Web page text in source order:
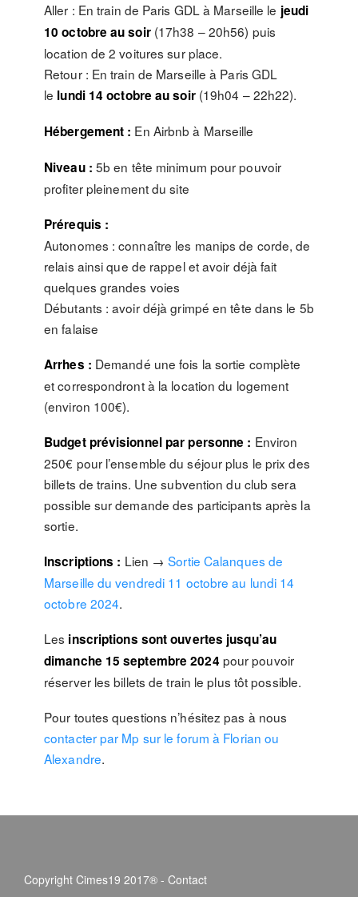
Aller : En train de Paris GDL à Marseille le jeudi
10 octobre au soir(17h38 – 20h56) puis
location de 2 voitures sur place.
Retour : En train de Marseille à Paris GDL
le lundi 14 octobre au soir(19h04 – 22h22).
Hébergement : En Airbnb à Marseille
Niveau : 5b en tête minimum pour pouvoir
profiter pleinement du site
Prérequis :
Autonomes : connaître les manips de corde, de
relais ainsi que de rappel et avoir déjà fait
quelques grandes voies
Débutants : avoir déjà grimpé en tête dans le 5b
en falaise
Arrhes : Demandé une fois la sortie complète
et correspondront à la location du logement
(environ 100€).
Budget prévisionnel par personne : Environ
250€ pour l’ensemble du séjour plus le prix des
billets de trains. Une subvention du club sera
possible sur demande des participants après la
sortie.
Inscriptions : Lien →Sortie Calanques de
Marseille du vendredi 11 octobre au lundi 14
octobre 2024.
Les inscriptions sont ouvertes jusqu’au
dimanche 15 septembre 2024 pour pouvoir
réserver les billets de train le plus tôt possible.
Pour toutes questions n’hésitez pas à nous
contacter par Mp sur le forum à Florian ou
Alexandre.
Copyright Cimes19 2017® - Contact